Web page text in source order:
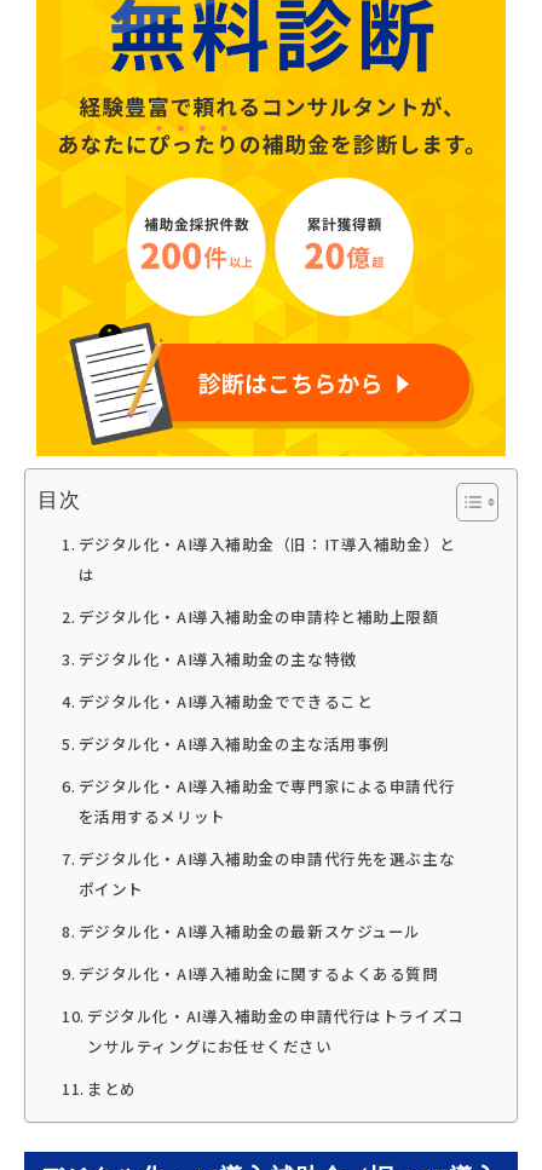
目次
デジタル化・AI導入補助金（旧：IT導入補助金）と
は
デジタル化・AI導入補助金の申請枠と補助上限額
デジタル化・AI導入補助金の主な特徴
デジタル化・AI導入補助金でできること
デジタル化・AI導入補助金の主な活用事例
デジタル化・AI導入補助金で専門家による申請代行
を活用するメリット
デジタル化・AI導入補助金の申請代行先を選ぶ主な
ポイント
デジタル化・AI導入補助金の最新スケジュール
デジタル化・AI導入補助金に関するよくある質問
デジタル化・AI導入補助金の申請代行はトライズコ
ンサルティングにお任せください
まとめ